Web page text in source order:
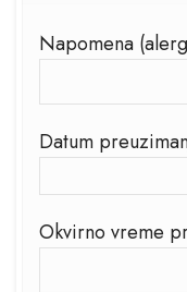
Napomena
Datum
Okvirno vreme